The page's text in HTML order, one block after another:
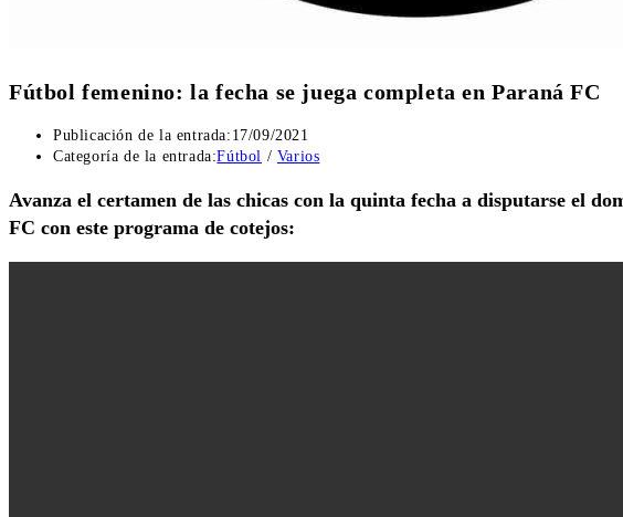
Fútbol femenino: la fecha se juega completa en Paraná FC
Publicación de la entrada: 17/09/2021
Categoría de la entrada:Fútbol / Varios
Avanza el certamen de las chicas con la quinta fecha a disputarse el
FC con este programa de cotejos: